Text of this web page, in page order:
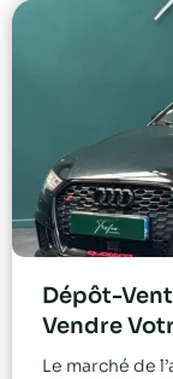
Dépôt-
Vendre
Le marché de